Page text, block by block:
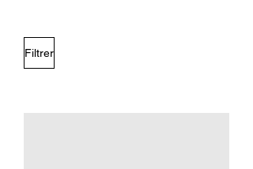
Filtrer